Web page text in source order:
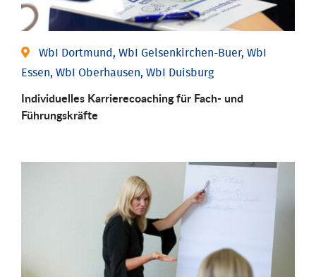
WbI Dortmund, WbI Gelsenkirchen-Buer, WbI
Essen, WbI Oberhausen, WbI Duisburg
Individu­elles Karrierecoaching für Fach-­ und
Führungs­kräfte